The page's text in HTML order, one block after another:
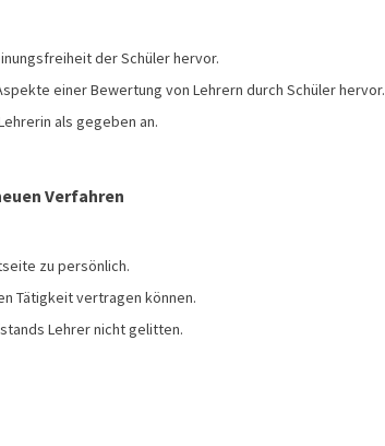
der Schüler hervor.
einer Bewertung von Lehrern durch Schüler hervor.
als gegeben an.
Verfahren
zu persönlich.
Tätigkeit vertragen können.
Lehrer nicht gelitten.